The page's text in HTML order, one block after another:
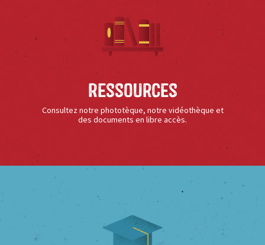
Ressources
Consultez notre phototèque, notre vidéothèque et
des documents en libre accès.